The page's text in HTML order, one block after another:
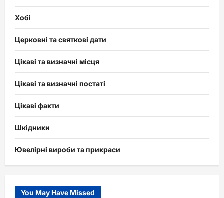
Хобі
Церковні та святкові дати
Цікаві та визначні місця
Цікаві та визначні постаті
Цікаві факти
Шкідники
Ювелірні вироби та прикраси
You May Have Missed